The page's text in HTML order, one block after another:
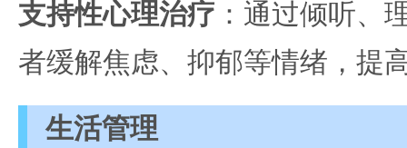
支持性心理治疗 ：通过倾听、
者缓解焦虑、抑郁等情绪，提
生活管理